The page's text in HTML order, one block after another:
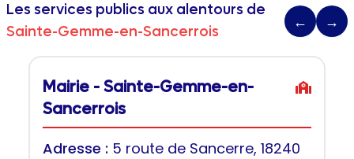
Les services publics aux alentours de
Sainte-Gemme-en-Sancerrois
← →
Mairie - Sainte-Gemme-en-
Sancerrois
Adresse : 5 route de Sancerre, 18240